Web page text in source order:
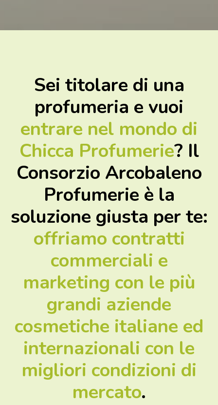
Sei titolare di una
profumeria e vuoi
entrare nel mondo di
Chicca Profumerie? Il
Consorzio Arcobaleno
Profumerie è la
soluzione giusta per te:
offriamo contratti
commerciali e
marketing con le più
grandi aziende
cosmetiche italiane ed
internazionali con le
migliori condizioni di
mercato.